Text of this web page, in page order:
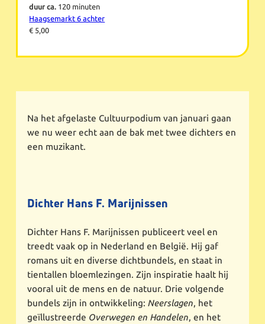
duur ca. 120 minuten
Haagsemarkt 6 achter
€ 5,00
Na het afgelaste Cultuurpodium van januari gaan
we nu weer echt aan de bak met twee dichters en
een muzikant.
Dichter Hans F. Marijnissen
Dichter Hans F. Marijnissen publiceert veel en
treedt vaak op in Nederland en België. Hij gaf
romans uit en diverse dichtbundels, en staat in
tientallen bloemlezingen. Zijn inspiratie haalt hij
vooral uit de mens en de natuur. Drie volgende
bundels zijn in ontwikkeling:Neerslagen, het
geïllustreerde Overwegen en Handelen, en het